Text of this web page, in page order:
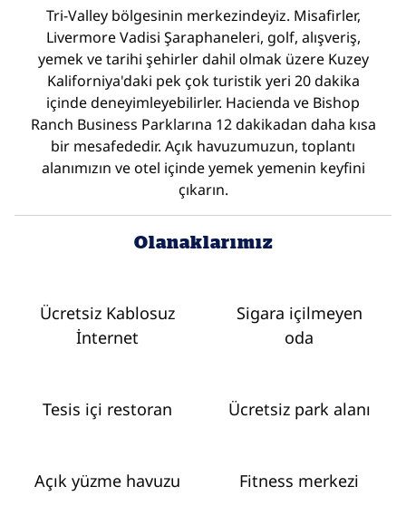
Tri-Valley bölgesinin merkezindeyiz. Misafirler,
Livermore Vadisi Şaraphaneleri, golf, alışveriş,
yemek ve tarihi şehirler dahil olmak üzere Kuzey
Kaliforniya'daki pek çok turistik yeri 20 dakika
içinde deneyimleyebilirler. Hacienda ve Bishop
Ranch Business Parklarına 12 dakikadan daha kısa
bir mesafededir. Açık havuzumuzun, toplantı
alanımızın ve otel içinde yemek yemenin keyfini
çıkarın.
Olanaklarımız
Ücretsiz Kablosuz
İnternet
Sigara içilmeyen
oda
Tesis içi restoran Ücretsiz park alanı
Açık yüzme havuzu Fitness merkezi